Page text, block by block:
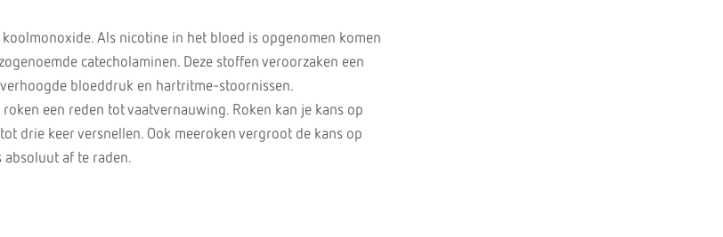
Als nicotine in het bloed is opgenomen komen
catecholaminen. Deze stoffen veroorzaken een
bloeddruk en hartritme-stoornissen.
een reden tot vaatvernauwing. Roken kan je kans op
drie keer versnellen. Ook meeroken vergroot de kans op
absoluut af te raden.